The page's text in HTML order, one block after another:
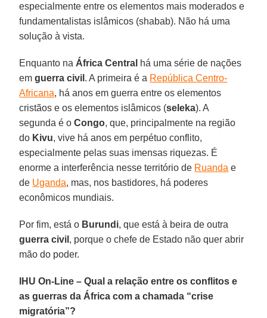
especialmente entre os elementos mais moderados e
fundamentalistas islâmicos (shabab). Não há uma
solução à vista.
Enquanto na África Central há uma série de nações
emguerra civil . A primeira é a República Centro-
Africana, há anos em guerra entre os elementos
cristãos e os elementos islâmicos (seleka). A
segunda é oCongo, que, principalmente na região
do Kivu, vive há anos em perpétuo conflito,
especialmente pelas suas imensas riquezas. É
enorme a interferência nesse território de Ruanda e
de Uganda, mas, nos bastidores, há poderes
econômicos mundiais.
Por fim, está o Burundi, que está à beira de outra
guerra civil , porque o chefe de Estado não quer abrir
mão do poder.
IHU On-Line – Qual a relação entre os conflitos e
as guerras da África com a chamada “crise
migratória”?